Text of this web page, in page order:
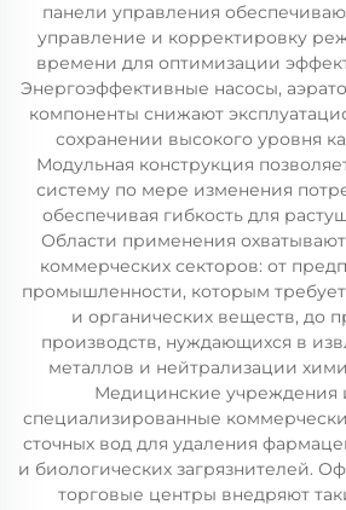
панели управления
управление и корректировку
времени для оптимизации
Энергоэффективные насосы,
компоненты снижают
сохранении высокого уровня
Модульная конструкция
систему по мере изменения
обеспечивая гибкость для
Области применения
коммерческих секторов: от
промышленности, которым
и органических веществ, до
производств, нуждающихся в
металлов и нейтрализации
Медицинские учреждения
специализированные
сточных вод для удаления
и биологических загрязнителей.
торговые центры внедряют